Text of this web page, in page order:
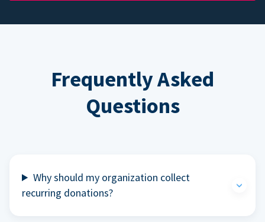
Frequently Asked
Questions
Why should my organization collect
recurring donations?